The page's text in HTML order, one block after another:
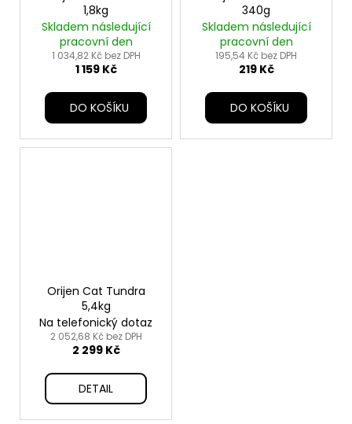
1,8kg
Skladem následující
pracovní den
1 034,82 Kč bez DPH
1 159 Kč
DO KOŠÍKU
340g
Skladem následující
pracovní den
195,54 Kč bez DPH
219 Kč
DO KOŠÍKU
Orijen Cat Tundra
5,4kg
Na telefonický dotaz
2 052,68 Kč bez DPH
2 299 Kč
DETAIL